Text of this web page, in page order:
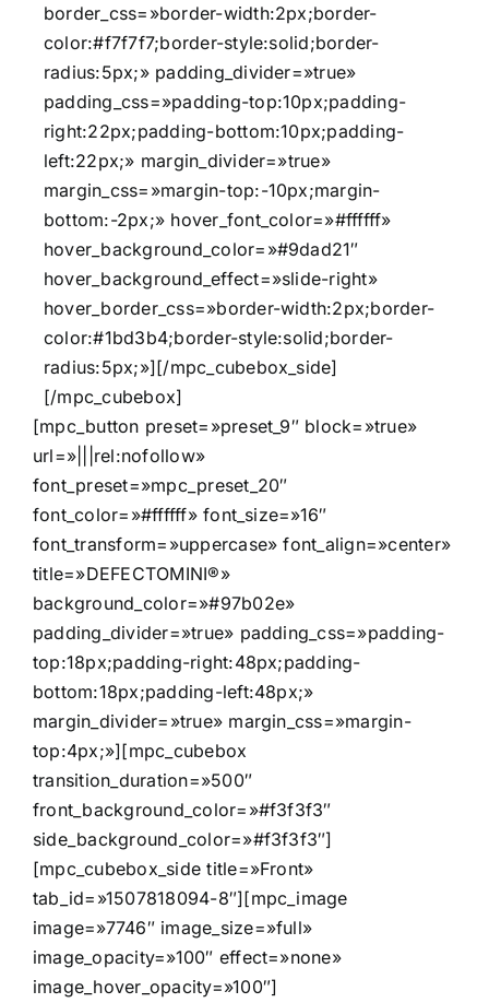
border_css=»border-width:2px;border-
color:#f7f7f7;border-style:solid;border-
radius:5px;» padding_divider=»true»
padding_css=»padding-top:10px;padding-
right:22px;padding-bottom:10px;padding-
left:22px;» margin_divider=»true»
margin_css=»margin-top:-10px;margin-
bottom:-2px;» hover_font_color=»#ffffff»
hover_background_color=»#9dad21″
hover_background_effect=»slide-right»
hover_border_css=»border-width:2px;border-
color:#1bd3b4;border-style:solid;border-
radius:5px;»][/mpc_cubebox_side]
[/mpc_cubebox]
[mpc_button preset=»preset_9″ block=»true»
url=»|||rel:nofollow»
font_preset=»mpc_preset_20″
font_color=»#ffffff» font_size=»16″
font_transform=»uppercase» font_align=»center»
title=»DEFECTOMINI®»
background_color=»#97b02e»
padding_divider=»true» padding_css=»padding-
top:18px;padding-right:48px;padding-
bottom:18px;padding-left:48px;»
margin_divider=»true» margin_css=»margin-
top:4px;»][mpc_cubebox
transition_duration=»500″
front_background_color=»#f3f3f3″
side_background_color=»#f3f3f3″]
[mpc_cubebox_side title=»Front»
tab_id=»1507818094-8″][mpc_image
image=»7746″ image_size=»full»
image_opacity=»100″ effect=»none»
image_hover_opacity=»100″]